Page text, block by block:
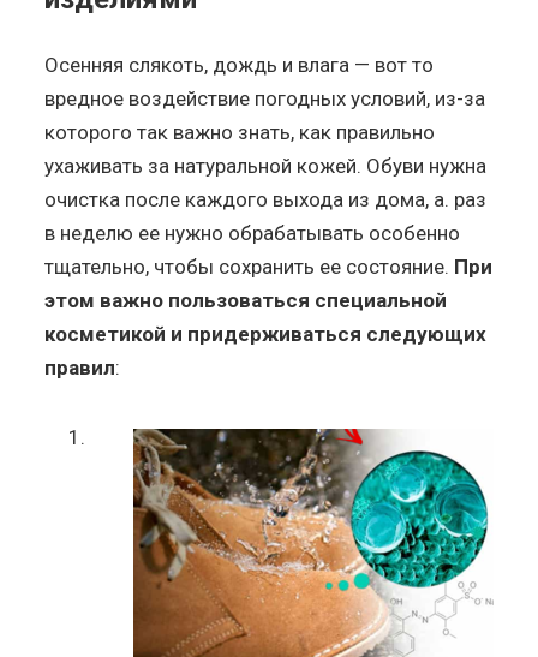
Осенняя слякоть, дождь и влага — вот то
вредное воздействие погодных условий, из-за
которого так важно знать, как правильно
ухаживать за натуральной кожей. Обуви нужна
очистка после каждого выхода из дома, а. раз
в неделю ее нужно обрабатывать особенно
тщательно, чтобы сохранить ее состояние. При
этом важно пользоваться специальной
косметикой и придерживаться следующих
правил: